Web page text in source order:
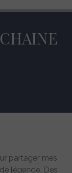
partager mes
légende. Des